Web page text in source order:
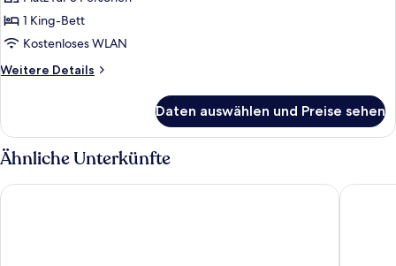
Fairmont
Gold,
Suite,
1
Dusche
anzeigen
1 King-Bett
Kostenloses WLAN
Weitere Details
Weitere
Gold,
Suite,
1
rollstuhlgeeignete
Daten auswählen und Preise sehen
Ähnliche Unterkünfte
Hyatt Regency Chicago